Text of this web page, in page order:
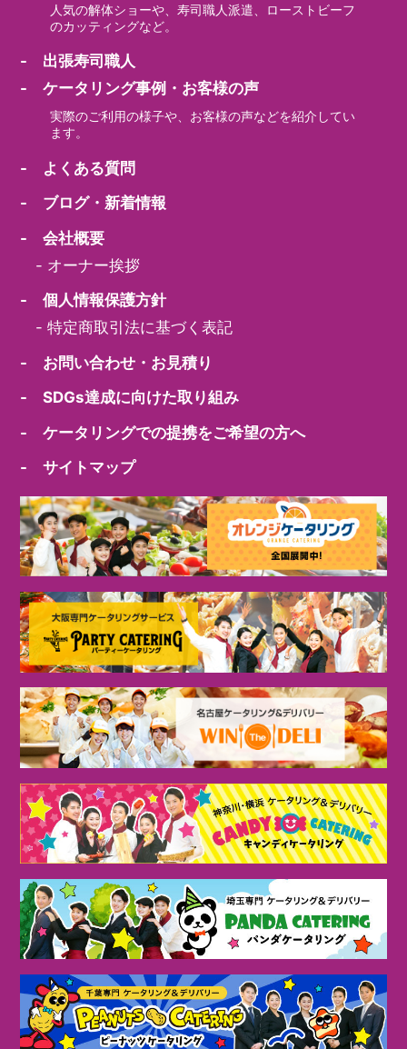
人気の解体ショーや、寿司職人派遣、ローストビーフ
のカッティングなど。
- 出張寿司職人
- ケータリング事例・お客様の声
実際のご利用の様子や、お客様の声などを紹介してい
ます。
- よくある質問
- ブログ・新着情報
- 会社概要
- オーナー挨拶
- 個人情報保護方針
-特定商取引法に基づく表記
- お問い合わせ・お見積り
- SDGs達成に向けた取り組み
- ケータリングでの提携をご希望の方へ
- サイトマップ